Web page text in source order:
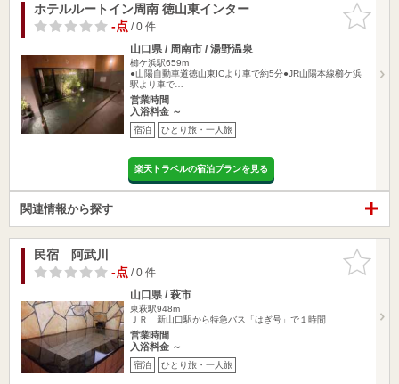
お気に入
りに追加
ホテルルートイン周南 徳山東インター
-点/ 0 件
山口県 / 周南市 / 湯野温泉
櫛ケ浜駅659m
●山陽自動車道徳山東ICより車で約5分●JR山陽本線櫛ケ浜
駅より車で…
営業時間
入浴料金 ～
宿泊 ひとり旅・一人旅
楽天トラベルの宿泊プランを見る
関連情報から探す
お気に入
りに追加
民宿 阿武川
-点/ 0 件
山口県 / 萩市
東萩駅948m
ＪＲ 新山口駅から特急バス「はぎ号」で１時間
営業時間
入浴料金 ～
宿泊 ひとり旅・一人旅